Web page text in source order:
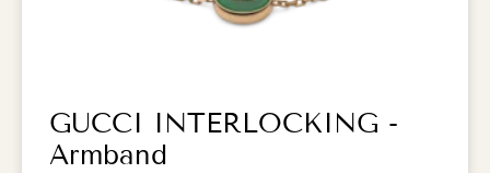
GUCCI INTERLOCKING -
Armband